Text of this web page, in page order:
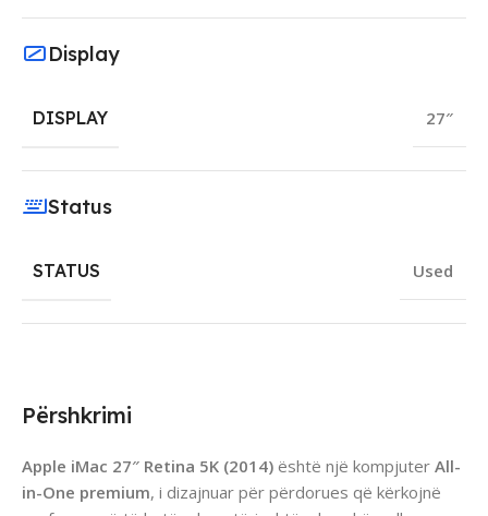
Përshkrimi
Apple iMac 27″ Retina 5K (2014) është një kompjuter All-
in-One premium, i dizajnuar për përdorues që kërkojnë
Display
DISPLAY 27″
Status
STATUS Used